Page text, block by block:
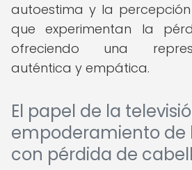
autoestima y la
que experimentan la
ofreciendo una
auténtica y empática.
El papel de la
empoderamiento de
con pérdida de